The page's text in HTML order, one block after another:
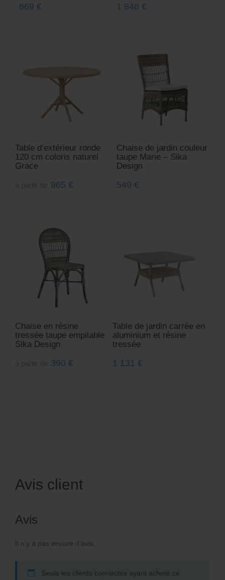
669 € 1 848 €
Table d’extérieur ronde
120 cm coloris naturel
Grace
965 €
Chaise de jardin couleur
taupe Marie – Sika
Design
549 €
Chaise en résine
tressée taupe empilable
Sika Design
390 €
Table de jardin carrée en
aluminium et résine
tressée
1 131 €
Avis client
Avis
Il n’y a pas encore d’avis.
Seuls les clients connectés ayant acheté ce